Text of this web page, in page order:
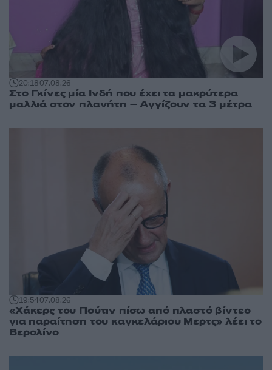
20:1807.08.26
Στο Γκίνες μία Ινδή που έχει τα μακρύτερα
μαλλιά στον πλανήτη – Αγγίζουν τα 3 μέτρα
19:5407.08.26
«Χάκερς του Πούτιν πίσω από πλαστό βίντεο
για παραίτηση του καγκελάριου Μερτς» λέει το
Βερολίνο